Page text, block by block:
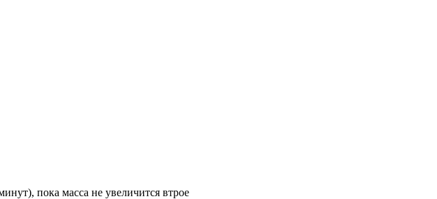
пока масса не увеличится втрое